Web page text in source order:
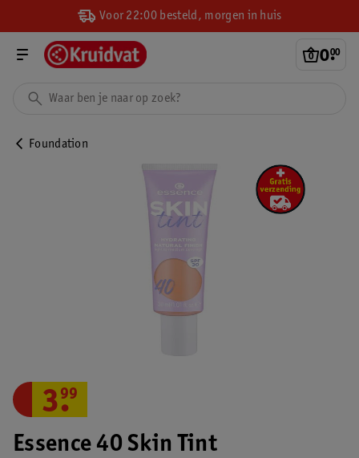
Voor 22:00 besteld, morgen in huis
0.
00
Foundation
Essence 40 Skin Tint
3.
99